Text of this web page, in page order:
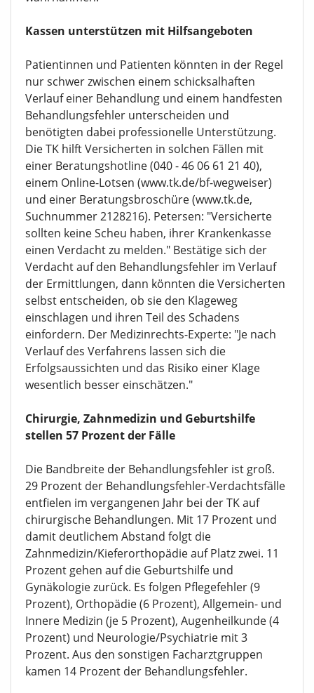
Kassen unterstützen mit Hilfsangeboten
Patientinnen und Patienten könnten in der Regel
nur schwer zwischen einem schicksalhaften
Verlauf einer Behandlung und einem handfesten
Behandlungsfehler unterscheiden und
benötigten dabei professionelle Unterstützung.
Die TK hilft Versicherten in solchen Fällen mit
einer Beratungshotline (040 - 46 06 61 21 40),
einem Online-Lotsen (www.tk.de/bf-wegweiser)
und einer Beratungsbroschüre (www.tk.de,
Suchnummer 2128216). Petersen: "Versicherte
sollten keine Scheu haben, ihrer Krankenkasse
einen Verdacht zu melden." Bestätige sich der
Verdacht auf den Behandlungsfehler im Verlauf
der Ermittlungen, dann könnten die Versicherten
selbst entscheiden, ob sie den Klageweg
einschlagen und ihren Teil des Schadens
einfordern. Der Medizinrechts-Experte: "Je nach
Verlauf des Verfahrens lassen sich die
Erfolgsaussichten und das Risiko einer Klage
wesentlich besser einschätzen."
Chirurgie, Zahnmedizin und Geburtshilfe
stellen 57 Prozent der Fälle
Die Bandbreite der Behandlungsfehler ist groß.
29 Prozent der Behandlungsfehler-Verdachtsfälle
entfielen im vergangenen Jahr bei der TK auf
chirurgische Behandlungen. Mit 17 Prozent und
damit deutlichem Abstand folgt die
Zahnmedizin/Kieferorthopädie auf Platz zwei. 11
Prozent gehen auf die Geburtshilfe und
Gynäkologie zurück. Es folgen Pflegefehler (9
Prozent), Orthopädie (6 Prozent), Allgemein- und
Innere Medizin (je 5 Prozent), Augenheilkunde (4
Prozent) und Neurologie/Psychiatrie mit 3
Prozent. Aus den sonstigen Facharztgruppen
kamen 14 Prozent der Behandlungsfehler.